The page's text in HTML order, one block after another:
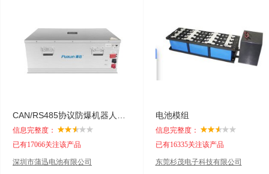
信息完整度：
已有17066关注该产品
深圳市蒲迅电池有限公司
电池模组
信息完整度：
已有16335关注该产品
东莞杉茂电子科技有限公司